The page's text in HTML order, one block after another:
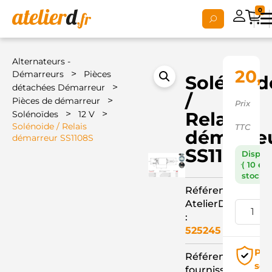
0
Alternateurs -
Démarreurs
>
Pièces
détachées Démarreur
>
Pièces de démarreur >
Solénoïdes > 12 V >
Solénoide / Relais
démarreur SS1108S
/
Relais
SS1108S
Référence
AtelierD
:
525245
Référence
Prix
TTC
( 10 en
stock )